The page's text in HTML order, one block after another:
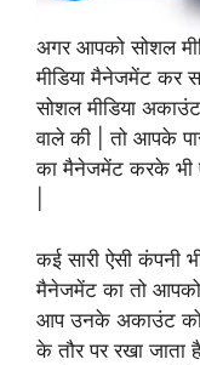
अगर आपको सोशल
मीडिया मैनेजमेंट कर
सोशल मीडिया
वाले की | तो आपके
का मैनेजमेंट करके भी
कई सारी ऐसी कंपनी
मैनेजमेंट का तो आपको
आप उनके अकाउंट
के तौर पर रखा जाता